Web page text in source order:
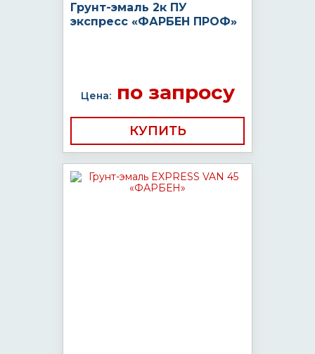
Грунт-эмаль 2к ПУ
экспресс «ФАРБЕН ПРОФ»
Цена:по запросу
КУПИТЬ